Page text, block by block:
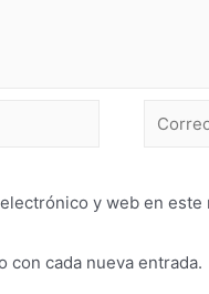
y web en
con cada nueva entrada.